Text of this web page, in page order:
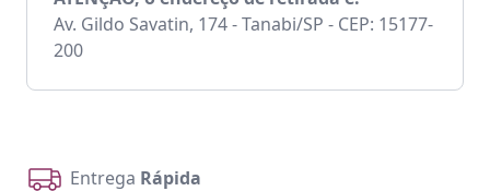
Av. Gildo Savatin, 174 - Tanabi/SP - CEP: 15177-
200
Entrega Rápida